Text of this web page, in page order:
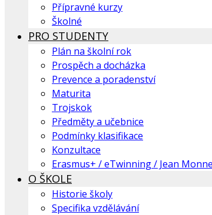
Přípravné kurzy
Školné
PRO STUDENTY
Plán na školní rok
Prospěch a docházka
Prevence a poradenství
Maturita
Trojskok
Předměty a učebnice
Podmínky klasifikace
Konzultace
Erasmus+ / eTwinning / Jean
O ŠKOLE
Historie školy
Specifika vzdělávání